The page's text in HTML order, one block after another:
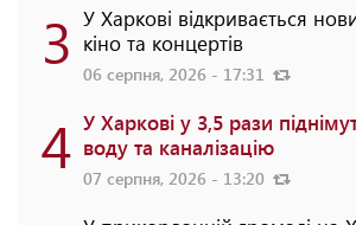
3 У Харкові відкривається
кіно та концертів
06 серпня, 2026 - 17:31
4 У Харкові у 3,5 рази
воду та каналізацію
07 серпня, 2026 - 13:20